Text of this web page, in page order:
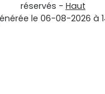
réservés - Haut
le 06-08-2026 à